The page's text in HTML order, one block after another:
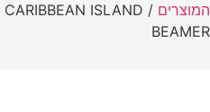
המוצרים
BEAMER